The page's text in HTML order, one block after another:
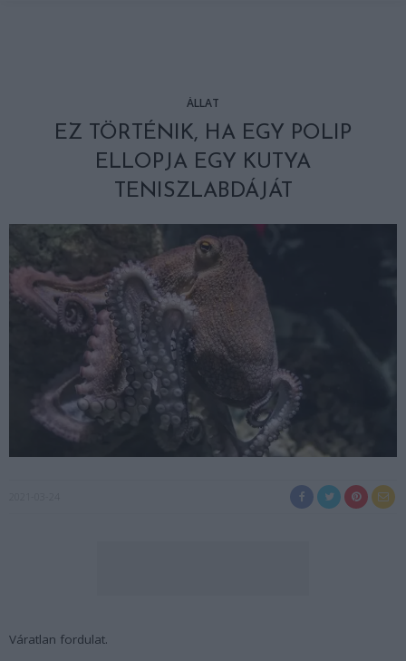
ÁLLAT
EZ TÖRTÉNIK, HA EGY POLIP
ELLOPJA EGY KUTYA
TENISZLABDÁJÁT
Váratlan fordulat.